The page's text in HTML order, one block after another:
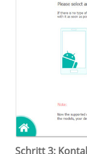
Schritt 3: